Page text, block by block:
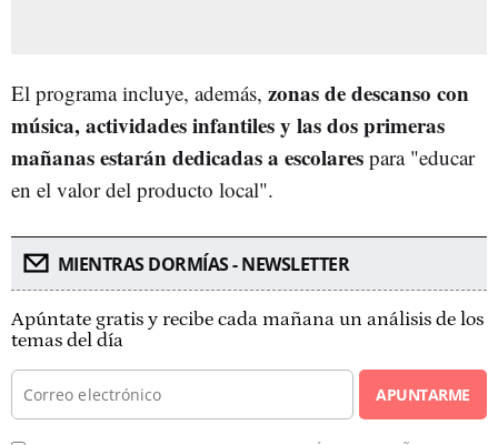
El programa incluye, además, zonas de descanso con
música, actividades infantiles y las dos primeras
mañanas estarán dedicadas a escolares para "educar
en el valor del producto local".
MIENTRAS DORMÍAS - NEWSLETTER
Apúntate gratis y recibe cada mañana un análisis de los
temas del día
APUNTARME